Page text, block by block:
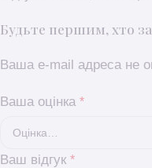
Будьте першим, хто
Ваша e-mail адреса не
Ваша оцінка *
Ваш відгук *